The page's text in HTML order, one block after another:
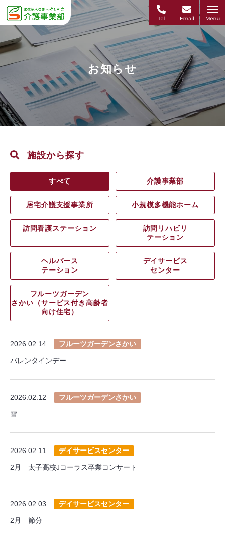
お知らせ
施設から探す
すべて 介護事業部
居宅介護支援事業所 小規模多機能ホーム
訪問看護ステーション
訪問リハビリ
テーション
ヘルパース
テーション
デイサービス
センター
フルーツガーデン
さかい（サービス付き高齢者
向け住宅）
2026.02.14 フルーツガーデンさかい
バレンタインデー
2026.02.12 フルーツガーデンさかい
雪
2026.02.11 デイサービスセンター
2月 太子高校Jコーラス卒業コンサート
2026.02.03 デイサービスセンター
2月 節分